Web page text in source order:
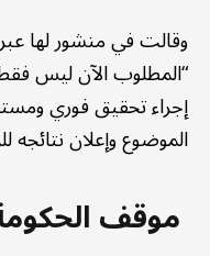
وقالت في منشور لها
“المطلوب الآن ليس
إجراء تحقيق فوري
الموضوع وإعلان نتائجه
موقف